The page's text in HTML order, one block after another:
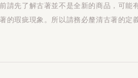
請先了解古著並不是全新的商品，可能
的瑕疵現象。所以請務必釐清古著的定